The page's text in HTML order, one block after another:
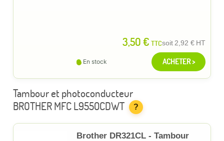
3,50 € TTCsoit2,92 € HT
En stock ACHETER >
Tambour et photoconducteur
BROTHER MFC L9550CDWT
?
Brother DR321CL - Tambour